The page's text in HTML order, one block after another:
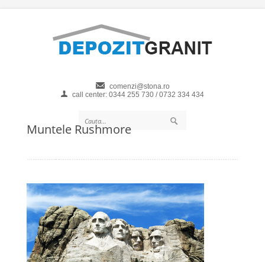
comenzi@stona.ro
call center: 0344 255 730 / 0732 334 434
Muntele Rushmore